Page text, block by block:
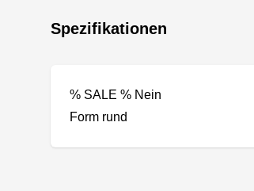
Spezifikationen
% SALE % Nein
Form rund